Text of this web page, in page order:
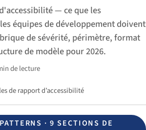
— ce que les
équipes de développement doivent
de sévérité, périmètre, format
de modèle pour 2026.
de lecture
de rapport d’accessibilité
· 9 SECTIONS DE